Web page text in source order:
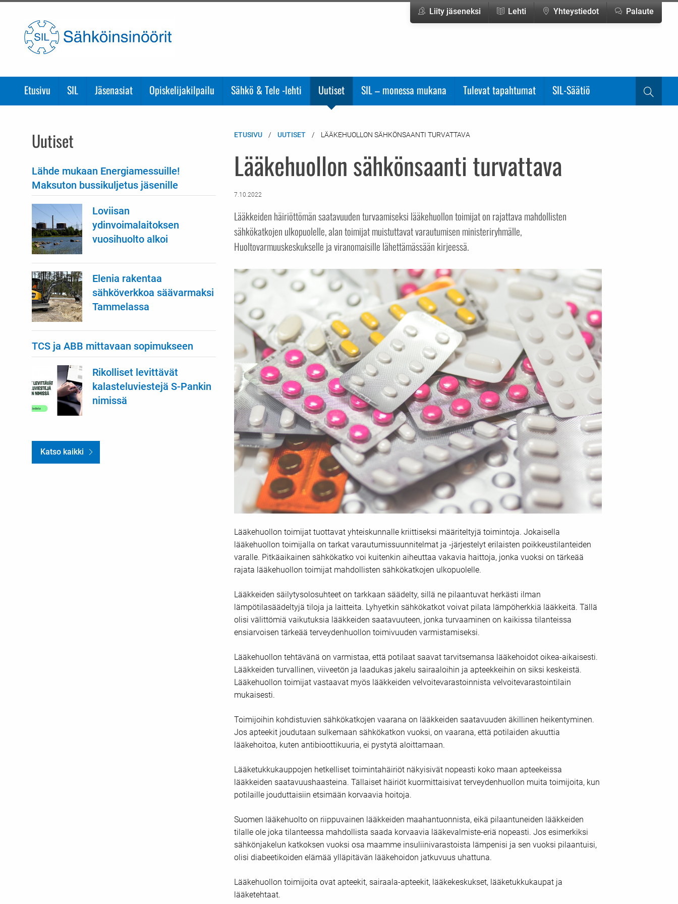
Liity jäseneksi Lehti Yhteystiedot
Palaute
Etusivu SIL Jäsenasiat Opiskelijakilpailu Sähkö & Tele -lehti Uutiset SIL – monessa mukana Tulevat tapahtumat SIL-Säätiö Haku
ETUSIVU UUTISET LÄÄKEHUOLLON SÄHKÖNSAANTI TURVATTAVA
Lääkehuollon sähkönsaanti turvattava
7.10.2022
Lääkkeiden häiriöttömän saatavuuden turvaamiseksi lääkehuollon toimijat on rajattava mahdollisten
sähkökatkojen ulkopuolelle, alan toimijat muistuttavat varautumisen ministeriryhmälle,
Huoltovarmuuskeskukselle ja viranomaisille lähettämässään kirjeessä.
Lääkehuollon toimijat tuottavat yhteiskunnalle kriittiseksi määriteltyjä toimintoja. Jokaisella
lääkehuollon toimijalla on tarkat varautumissuunnitelmat ja -järjestelyt erilaisten poikkeustilanteiden
varalle. Pitkäaikainen sähkökatko voi kuitenkin aiheuttaa vakavia haittoja, jonka vuoksi on tärkeää
rajata lääkehuollon toimijat mahdollisten sähkökatkojen ulkopuolelle.
Lääkkeiden säilytysolosuhteet on tarkkaan säädelty, sillä ne pilaantuvat herkästi ilman
lämpötilasäädeltyjä tiloja ja laitteita. Lyhyetkin sähkökatkot voivat pilata lämpöherkkiä lääkkeitä. Tällä
olisi välittömiä vaikutuksia lääkkeiden saatavuuteen, jonka turvaaminen on kaikissa tilanteissa
ensiarvoisen tärkeää terveydenhuollon toimivuuden varmistamiseksi.
Lääkehuollon tehtävänä on varmistaa, että potilaat saavat tarvitsemansa lääkehoidot oikea-aikaisesti.
Lääkkeiden turvallinen, viiveetön ja laadukas jakelu sairaaloihin ja apteekkeihin on siksi keskeistä.
Lääkehuollon toimijat vastaavat myös lääkkeiden velvoitevarastoinnista velvoitevarastointilain
mukaisesti.
Toimijoihin kohdistuvien sähkökatkojen vaarana on lääkkeiden saatavuuden äkillinen heikentyminen.
Jos apteekit joudutaan sulkemaan sähkökatkon vuoksi, on vaarana, että potilaiden akuuttia
lääkehoitoa, kuten antibioottikuuria, ei pystytä aloittamaan.
Lääketukkukauppojen hetkelliset toimintahäiriöt näkyisivät nopeasti koko maan apteekeissa
lääkkeiden saatavuushaasteina. Tällaiset häiriöt kuormittaisivat terveydenhuollon muita toimijoita, kun
potilaille jouduttaisiin etsimään korvaavia hoitoja.
Suomen lääkehuolto on riippuvainen lääkkeiden maahantuonnista, eikä pilaantuneiden lääkkeiden
tilalle ole joka tilanteessa mahdollista saada korvaavia lääkevalmiste-eriä nopeasti. Jos esimerkiksi
sähkönjakelun katkoksen vuoksi osa maamme insuliinivarastoista lämpenisi ja sen vuoksi pilaantuisi,
olisi diabeetikoiden elämää ylläpitävän lääkehoidon jatkuvuus uhattuna.
Lääkehuollon toimijoita ovat apteekit, sairaala-apteekit, lääkekeskukset, lääketukkukaupat ja
lääketehtaat.
Uutiset
Lähde mukaan Energiamessuille!
Maksuton bussikuljetus jäsenille
Loviisan
ydinvoimalaitoksen
vuosihuolto alkoi
Elenia rakentaa
sähköverkkoa säävarmaksi
Tammelassa
TCS ja ABB mittavaan sopimukseen
Rikolliset levittävät
kalasteluviestejä S-Pankin
nimissä
Katso kaikki